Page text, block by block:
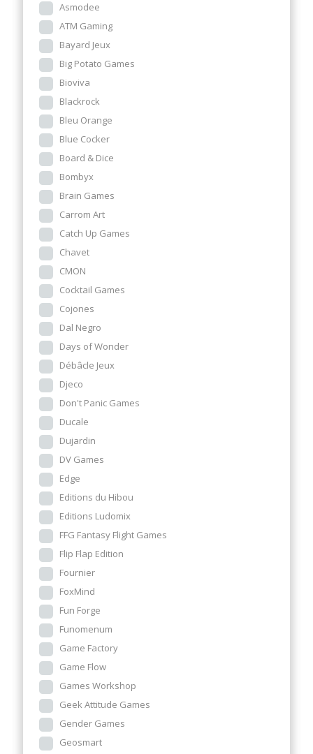
Asmodee
ATM Gaming
Bayard Jeux
Big Potato Games
Bioviva
Blackrock
Bleu Orange
Blue Cocker
Board & Dice
Bombyx
Brain Games
Carrom Art
Catch Up Games
Chavet
CMON
Cocktail Games
Cojones
Dal Negro
Days of Wonder
Débâcle Jeux
Djeco
Don't Panic Games
Ducale
Dujardin
DV Games
Edge
Editions du Hibou
Editions Ludomix
FFG Fantasy Flight Games
Flip Flap Edition
Fournier
FoxMind
Fun Forge
Funomenum
Game Factory
Game Flow
Games Workshop
Geek Attitude Games
Gender Games
Geosmart